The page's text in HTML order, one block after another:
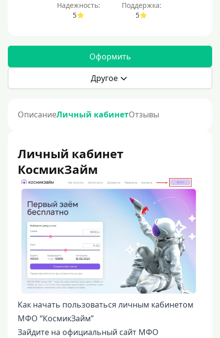
Надежность:
5
Поддержка:
5
Оформить
Другое
ОписаниеЛичный кабинетОтзывы
Личный кабинет
КосмикЗайм
Как начать пользоваться личным кабинетом
МФО “КосмикЗайм”
Зайдите на официальный сайт МФО